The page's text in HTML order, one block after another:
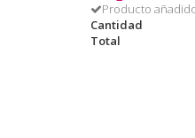
Producto
Cantidad
Total